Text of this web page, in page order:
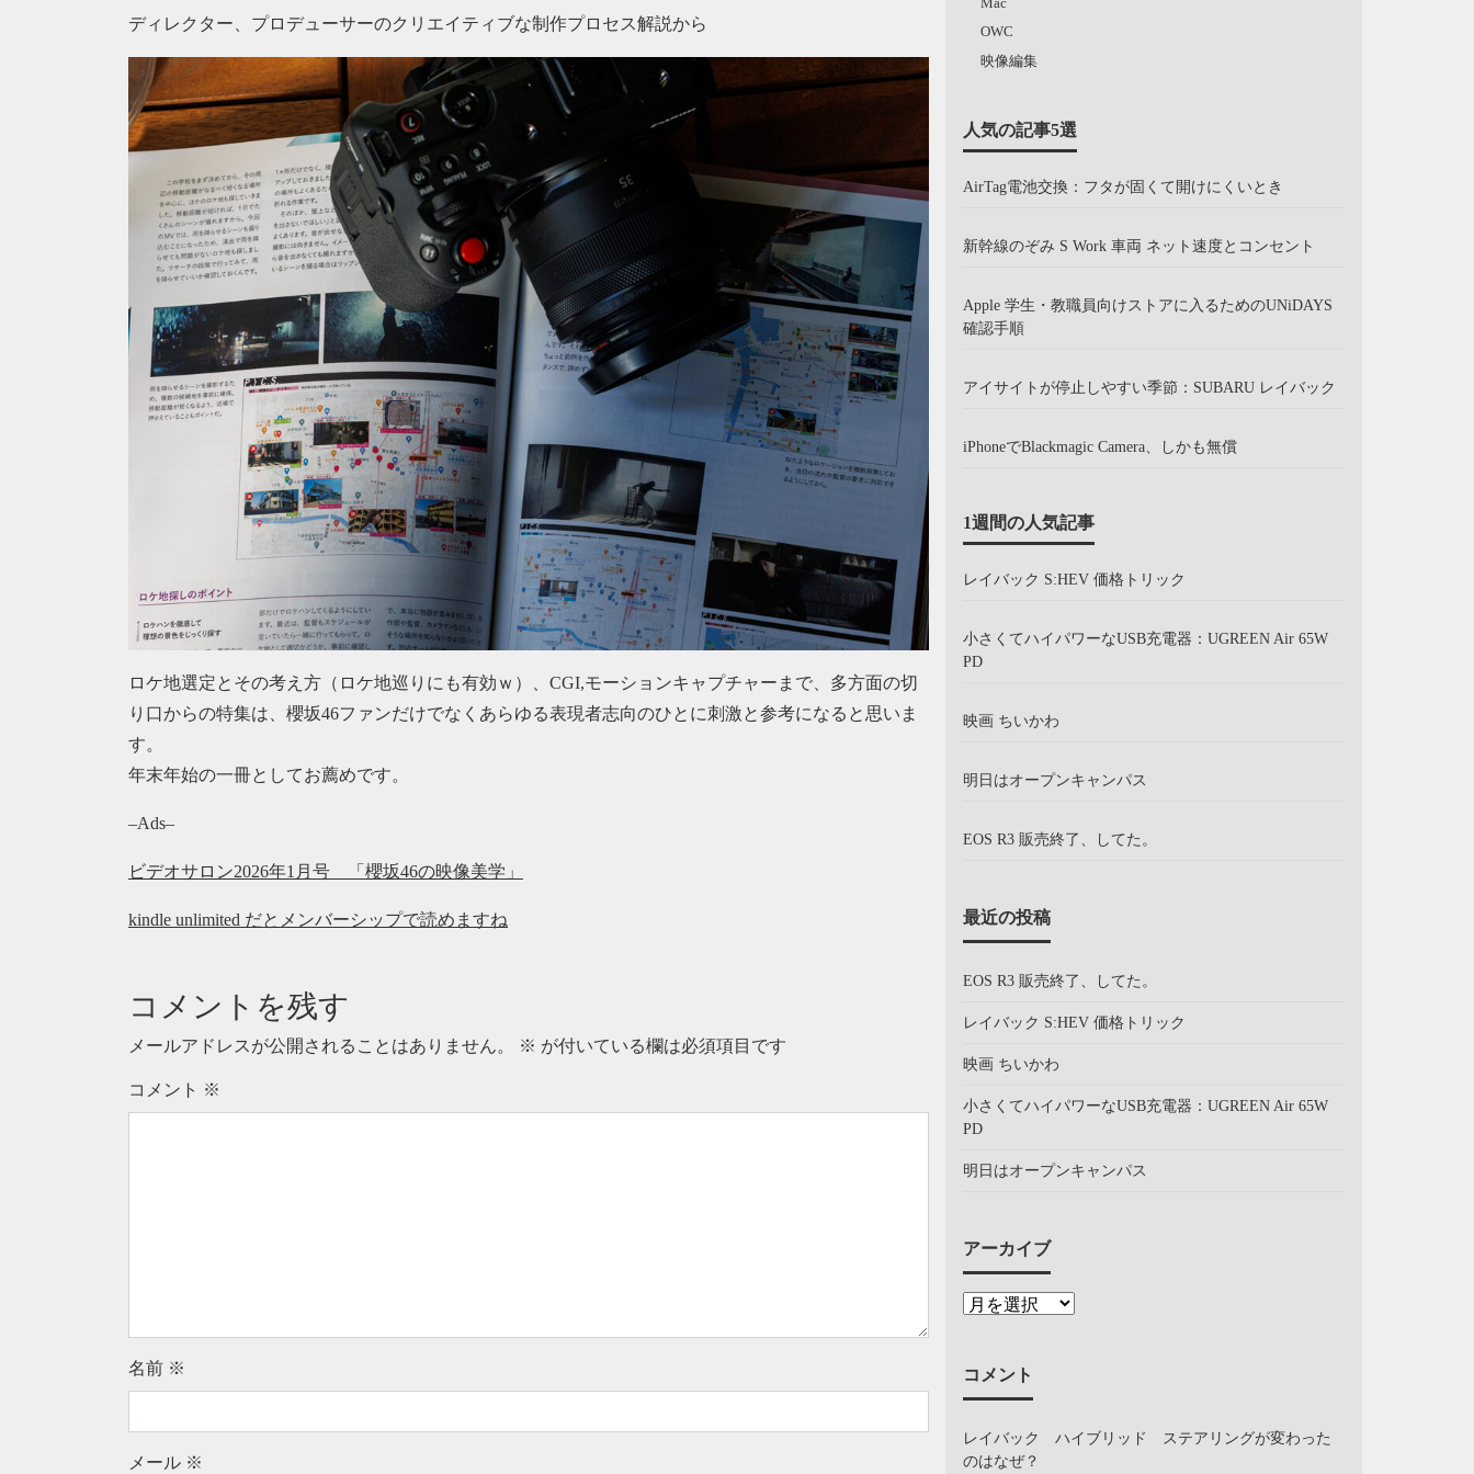
ディレクター、プロデューサーのクリエイティブな制作プロセス解説から
ロケ地選定とその考え方（ロケ地巡りにも有効ｗ）、CGI,モーションキャプチャーまで、多方面の切
り口からの特集は、櫻坂46ファンだけでなくあらゆる表現者志向のひとに刺激と参考になると思いま
す。
年末年始の一冊としてお薦めです。
–Ads–
ビデオサロン2026年1月号 「櫻坂46の映像美学」
kindle unlimited だとメンバーシップで読めますね
コメントを残す
メールアドレスが公開されることはありません。 ※ が付いている欄は必須項目です
コメント ※
名前 ※
メール ※
OWC
映像編集
人気の記事5選
AirTag電池交換：フタが固くて開けにくいとき
新幹線のぞみ S Work 車両 ネット速度とコンセント
Apple 学生・教職員向けストアに入るためのUNiDAYS
確認手順
アイサイトが停止しやすい季節：SUBARU レイバック
iPhoneでBlackmagic Camera、しかも無償
1週間の人気記事
レイバック S:HEV 価格トリック
小さくてハイパワーなUSB充電器：UGREEN Air 65W
PD
映画 ちいかわ
明日はオープンキャンパス
EOS R3 販売終了、してた。
最近の投稿
EOS R3 販売終了、してた。
レイバック S:HEV 価格トリック
映画 ちいかわ
小さくてハイパワーなUSB充電器：UGREEN Air 65W
PD
明日はオープンキャンパス
アーカイブ
コメント
レイバック ハイブリッド ステアリングが変わった
のはなぜ？